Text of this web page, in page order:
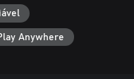
Anywhere